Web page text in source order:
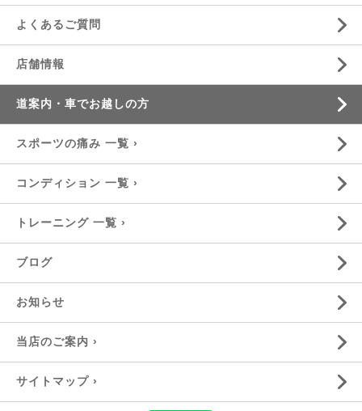
よくあるご質問
店舗情報
道案内・車でお越しの方
スポーツの痛み 一覧 ›
コンディション 一覧 ›
トレーニング 一覧 ›
ブログ
お知らせ
当店のご案内 ›
サイトマップ ›